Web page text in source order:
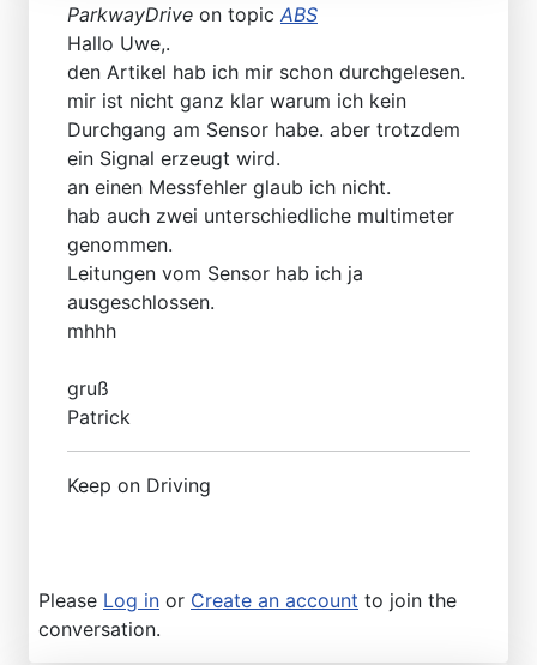
ParkwayDrive on topic ABS
Hallo Uwe,.
den Artikel hab ich mir schon durchgelesen.
mir ist nicht ganz klar warum ich kein
Durchgang am Sensor habe. aber trotzdem
ein Signal erzeugt wird.
an einen Messfehler glaub ich nicht.
hab auch zwei unterschiedliche multimeter
genommen.
Leitungen vom Sensor hab ich ja
ausgeschlossen.
mhhh
gruß
Patrick
Keep on Driving
Please Log in or Create an account to join the
conversation.